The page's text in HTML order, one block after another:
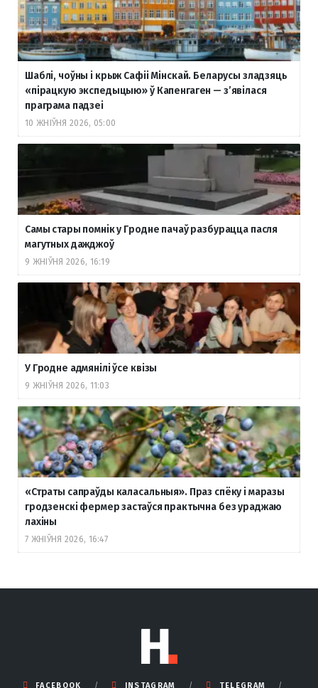
Шаблі, чоўны і крыж Сафіі Мінскай. Беларусы зладзяць
«пірацкую экспедыцыю» ў Капенгаген — з’явілася
праграма падзеі
10 ЖНІЎНЯ 2026, 05:00
Самы стары помнік у Гродне пачаў разбурацца пасля
магутных дажджоў
9 ЖНІЎНЯ 2026, 16:19
У Гродне адмянілі ўсе квізы
9 ЖНІЎНЯ 2026, 11:03
«Страты сапраўды каласальныя». Праз спёку і маразы
гродзенскі фермер застаўся практычна без ураджаю
лахіны
7 ЖНІЎНЯ 2026, 16:47
FACEBOOK INSTAGRAM TELEGRAM